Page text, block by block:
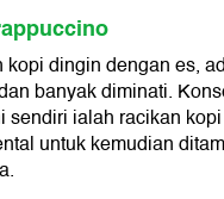
dingin dengan es,
banyak diminati.
sendiri ialah racikan
untuk kemudian